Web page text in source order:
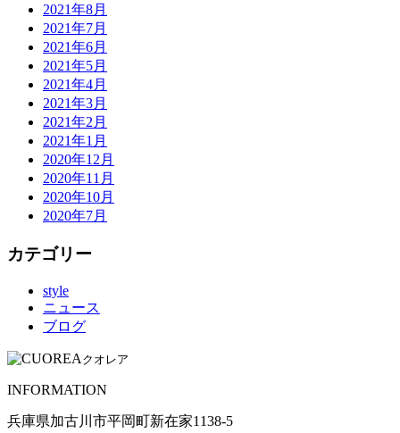
2021年8月
2021年7月
2021年6月
2021年5月
2021年4月
2021年3月
2021年2月
2021年1月
2020年12月
2020年11月
2020年10月
2020年7月
カテゴリー
style
ニュース
ブログ
クオレア
INFORMATION
兵庫県加古川市平岡町新在家1138-5